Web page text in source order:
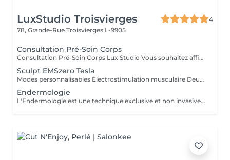
LuxStudio Troisvierges
4
78, Grande-Rue Troisvierges L-9905
Consultation Pré-Soin Corps
Consultation Pré-Soin Corps Lux Studio Vous souhaitez affiner votre silhouette, raffermir votre peau ou éliminer la cellulite, mais vous ne savez pas par où commencer ? Réservez une consultation corporelle personnalisée, incluant une analyse de vos besoins, un bilan esthétique complet et une mini séance test avec nos technologies avancées. Évaluation de votre morphologie et objectifs Diagnostic personnalisé Test de nos appareils (cavitation, radiofréquence, pressothérapie, cryolipolyse, etc.) Conseils experts et plan de traitement sur-mesure Le montant de la consultation est déductible en cas d'achat d'un forfait complet le jour même. Lux Studio Vous souhaitez affiner votre silhouette, raffermir votre peau ou éliminer la cellulite, mais vous ne savez pas par où commencer ? Réservez une consultation corporelle personnalisée, incluant une analyse de vos besoins, un bilan esthétique complet et une mini séance test avec nos technologies avancées. Évaluation de votre morphologie et objectifs Diagnostic personnalisé Test de nos appareils (cavitation, radiofréquence, pressothérapie, cryolipolyse, etc.) Conseils experts et plan de traitement sur-mesure Le montant de la consultation est déductible en cas d'achat d'un forfait complet le jour même.
Sculpt EMSzero Tesla
Modes personnalisables Électrostimulation musculaire Deux poignées indépendantes : contrôlez la puissance indépendamment, permettant des entraînements synchronisés ou individualisés Sûr et non invasif : notre machine est exempte de courant, d'hyperthermie, de rayonnement et ne nécessite aucune période de récupération. Brûlage de graisse et développement musculaire sans effort Gain de temps et d'efforts : seulement 30 minutes d'utilisation équivalent à 30 000 contractions musculaires, l'équivalent d'innombrables rouleaux de ventre ou squats.
Endermologie
L'Endermologie est une technique exclusive et non invasive qui permet de remodeler votre silhouette, de lisser la cellulite et d'améliorer globalement la tonicité de la peau.